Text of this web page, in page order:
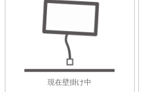
現在壁掛け中